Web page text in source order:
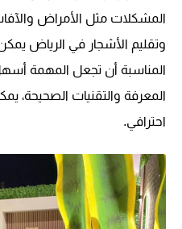
المشكلات مثل الأمراض
وتقليم الأشجار في الرياض
المناسبة أن تجعل المهمة
المعرفة والتقنيات الصحيحة،
احترافي.